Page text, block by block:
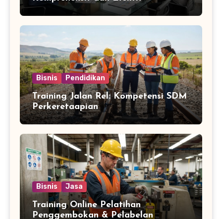
Bisnis Pendidikan
Training Jalan Rel: Kompetensi SDM
Perkeretaapian
Bisnis Jasa
Training Online Pelatihan
Penggembokan & Pelabelan